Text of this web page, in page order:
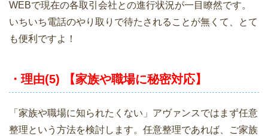
WEBで現在の各取引会社との進行状況が一目瞭然です。
いちいち電話のやり取りで待たされることが無くて、とて
も便利ですよ！
・理由(5) 【家族や職場に秘密対応】
「家族や職場に知られたくない」アヴァンスではまず任意
整理という方法を検討します。任意整理であれば、ご家族